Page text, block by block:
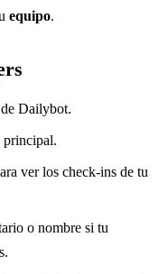
equipo.
Dailybot.
principal.
ver los check-ins de tu
o nombre si tu